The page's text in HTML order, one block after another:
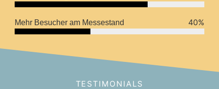
Mehr Besucher am Messestand 40%
TESTIMONIALS